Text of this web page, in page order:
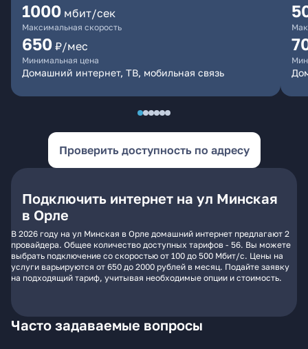
1000 мбит/сек
Максимальная скорость
650 ₽/мес
Минимальная цена
Домашний интернет, ТВ, мобильная связь
Проверить доступность по адресу
Подключить интернет на ул Минская
в Орле
В 2026 году на ул Минская в Орле домашний интернет предлагают 2
провайдера. Общее количество доступных тарифов - 56. Вы можете
выбрать подключение со скоростью от 100 до 500 Мбит/с. Цены на
услуги варьируются от 650 до 2000 рублей в месяц. Подайте заявку
на подходящий тариф, учитывая необходимые опции и стоимость.
Часто задаваемые вопросы